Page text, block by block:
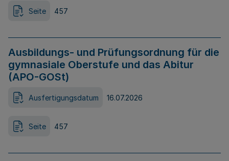
Seite 457
Ausbildungs- und Prüfungsordnung für die
gymnasiale Oberstufe und das Abitur
(APO-GOSt)
Ausfertigungsdatum 16.07.2026
Seite 457